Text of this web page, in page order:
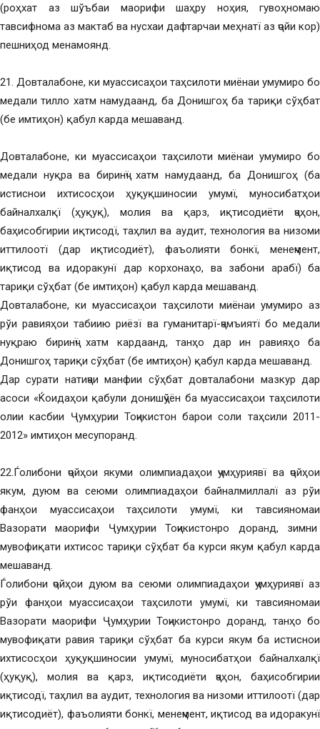
(роҳхат аз шўъбаи маорифи шаҳру ноҳия, гувоҳномаю
тавсифнома аз мактаб ва нусхаи дафтарчаи меҳнатї аз ҷойи кор)
пешниҳод менамоянд.
21. Довталабоне, ки муассисаҳои таҳсилоти миёнаи умумиро бо
медали тилло хатм намудаанд, ба Донишгоҳ ба тариқи сўҳбат
(бе имтиҳон) қабул карда мешаванд.
Довталабоне, ки муассисаҳои таҳсилоти миёнаи умумиро бо
медали нуқра ва биринҷї хатм намудаанд, ба Донишгоҳ (ба
истиснои ихтисосҳои ҳуқуқшиносии умумї, муносибатҳои
байналхалқї (ҳуқуқ), молия ва қарз, иқтисодиёти ҷаҳон,
баҳисобгирии иқтисодї, таҳлил ва аудит, технология ва низоми
иттилоотї (дар иқтисодиёт), фаъолияти бонкї, менеҷмент,
иқтисод ва идоракунї дар корхонаҳо, ва забони арабї) ба
тариқи сўҳбат (бе имтиҳон) қабул карда мешаванд.
Довталабоне, ки муассисаҳои таҳсилоти миёнаи умумиро аз
рўи равияҳои табиию риёзї ва гуманитарї-ҷамъиятї бо медали
нуқраю биринҷї хатм кардаанд, танҳо дар ин равияҳо ба
Донишгоҳ тариқи сўҳбат (бе имтиҳон) қабул карда мешаванд.
Дар сурати натиҷаи манфии сўҳбат довталабони мазкур дар
асоси «Ќоидаҳои қабули донишҷўён ба муассисаҳои таҳсилоти
олии касбии Ҷумҳурии Тоҷикистон барои соли таҳсили 2011-
2012» имтиҳон месупоранд.
22.Ѓолибони ҷойҳои якуми олимпиадаҳои ҷумҳуриявї ва ҷойҳои
якум, дуюм ва сеюми олимпиадаҳои байналмиллалї аз рўи
фанҳои муассисаҳои таҳсилоти умумї, ки тавсияномаи
Вазорати маорифи Ҷумҳурии Тоҷикистонро доранд, зимни
мувофиқати ихтисос тариқи сўҳбат ба курси якум қабул карда
мешаванд.
Ѓолибони ҷойҳои дуюм ва сеюми олимпиадаҳои ҷумҳуриявї аз
рўи фанҳои муассисаҳои таҳсилоти умумї, ки тавсияномаи
Вазорати маорифи Ҷумҳурии Тоҷикистонро доранд, танҳо бо
мувофиқати равия тариқи сўҳбат ба курси якум ба истиснои
ихтисосҳои ҳуқуқшиносии умумї, муносибатҳои байналхалқї
(ҳуқуқ), молия ва қарз, иқтисодиёти ҷаҳон, баҳисобгирии
иқтисодї, таҳлил ва аудит, технология ва низоми иттилоотї (дар
иқтисодиёт), фаъолияти бонкї, менеҷмент, иқтисод ва идоракунї